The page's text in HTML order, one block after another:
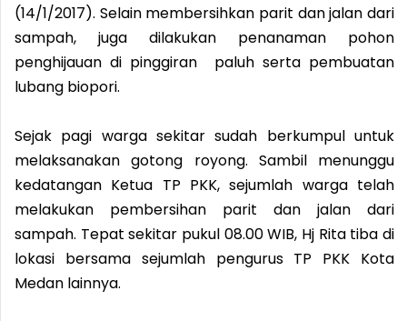
(14/1/2017). Selain membersihkan parit dan jalan dari
sampah, juga dilakukan penanaman pohon
penghijauan di pinggiran paluh serta pembuatan
lubang biopori.
Sejak pagi warga sekitar sudah berkumpul untuk
melaksanakan gotong royong. Sambil menunggu
kedatangan Ketua TP PKK, sejumlah warga telah
melakukan pembersihan parit dan jalan dari
sampah. Tepat sekitar pukul 08.00 WIB, Hj Rita tiba di
lokasi bersama sejumlah pengurus TP PKK Kota
Medan lainnya.